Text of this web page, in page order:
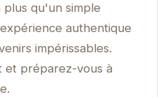
qu'un simple
authentique
impérissables.
et préparez-vous à